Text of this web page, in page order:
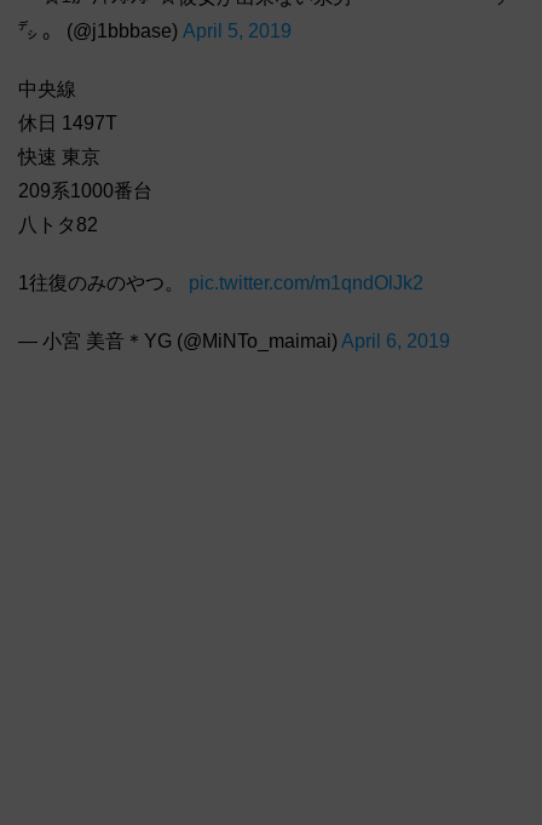
㌥ 。 (@j1bbbase) April 5, 2019
中央線
休日 1497T
快速 東京
209系1000番台
八トタ82
1往復のみのやつ。 pic.twitter.com/m1qndOlJk2
— 小宮 美音＊YG (@MiNTo_maimai)April 6, 2019